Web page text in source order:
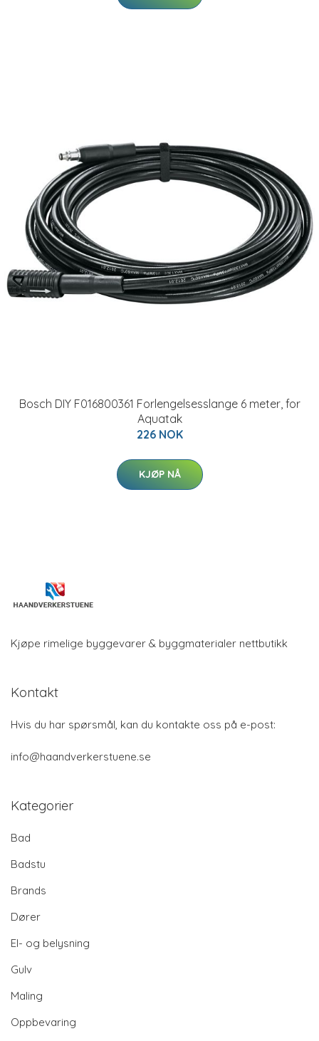
Bosch DIY F016800361 Forlengelsesslange 6 meter, for
Aquatak
226 NOK
KJØP NÅ
Kjøpe rimelige byggevarer & byggmaterialer nettbutikk
Kontakt
Hvis du har spørsmål, kan du kontakte oss på e-post:
info@haandverkerstuene.se
Kategorier
Bad
Badstu
Brands
Dører
El- og belysning
Gulv
Maling
Oppbevaring